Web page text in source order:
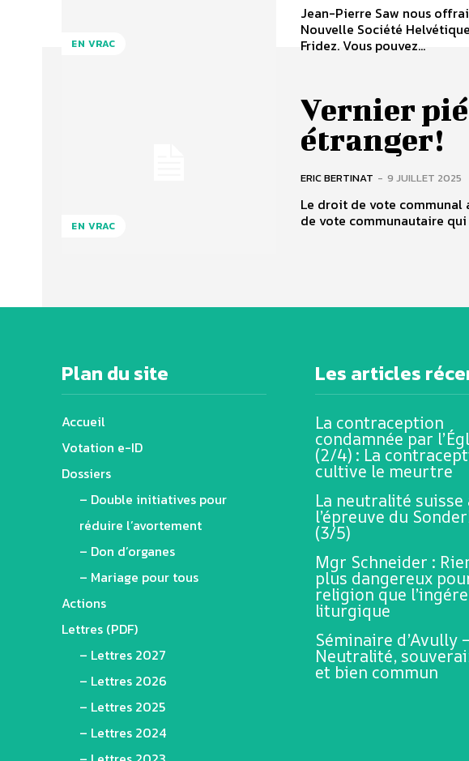
EN VRAC
Jean-Pierre Saw nous
Nouvelle Société
Fridez. Vous pouvez...
EN VRAC
Vernier
étranger!
ERIC BERTINAT - 9 JUILLET 2025
Le droit de vote communal
de vote communautaire
Plan du site
Accueil
Votation e-ID
Dossiers
– Double initiatives pour
réduire l’avortement
– Don d’organes
– Mariage pour tous
Actions
Lettres (PDF)
– Lettres 2027
– Lettres 2026
– Lettres 2025
– Lettres 2024
Les articles
La contraception
condamnée par
(2/4) : La
cultive le meurtre
La neutralité suisse
l’épreuve du
(3/5)
Mgr Schneider :
plus dangereux
religion que
liturgique
Séminaire d’Avully –
Neutralité,
et bien commun